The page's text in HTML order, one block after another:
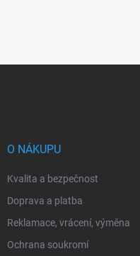
O NÁKUPU
Kvalita a bezpečnost
Doprava a platba
Reklamace, vrácení, výměna
Ochrana soukromí